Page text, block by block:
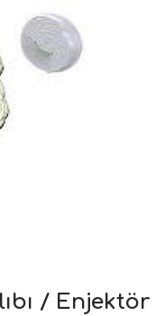
/ Enjektör